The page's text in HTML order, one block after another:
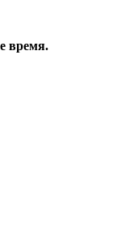
время.